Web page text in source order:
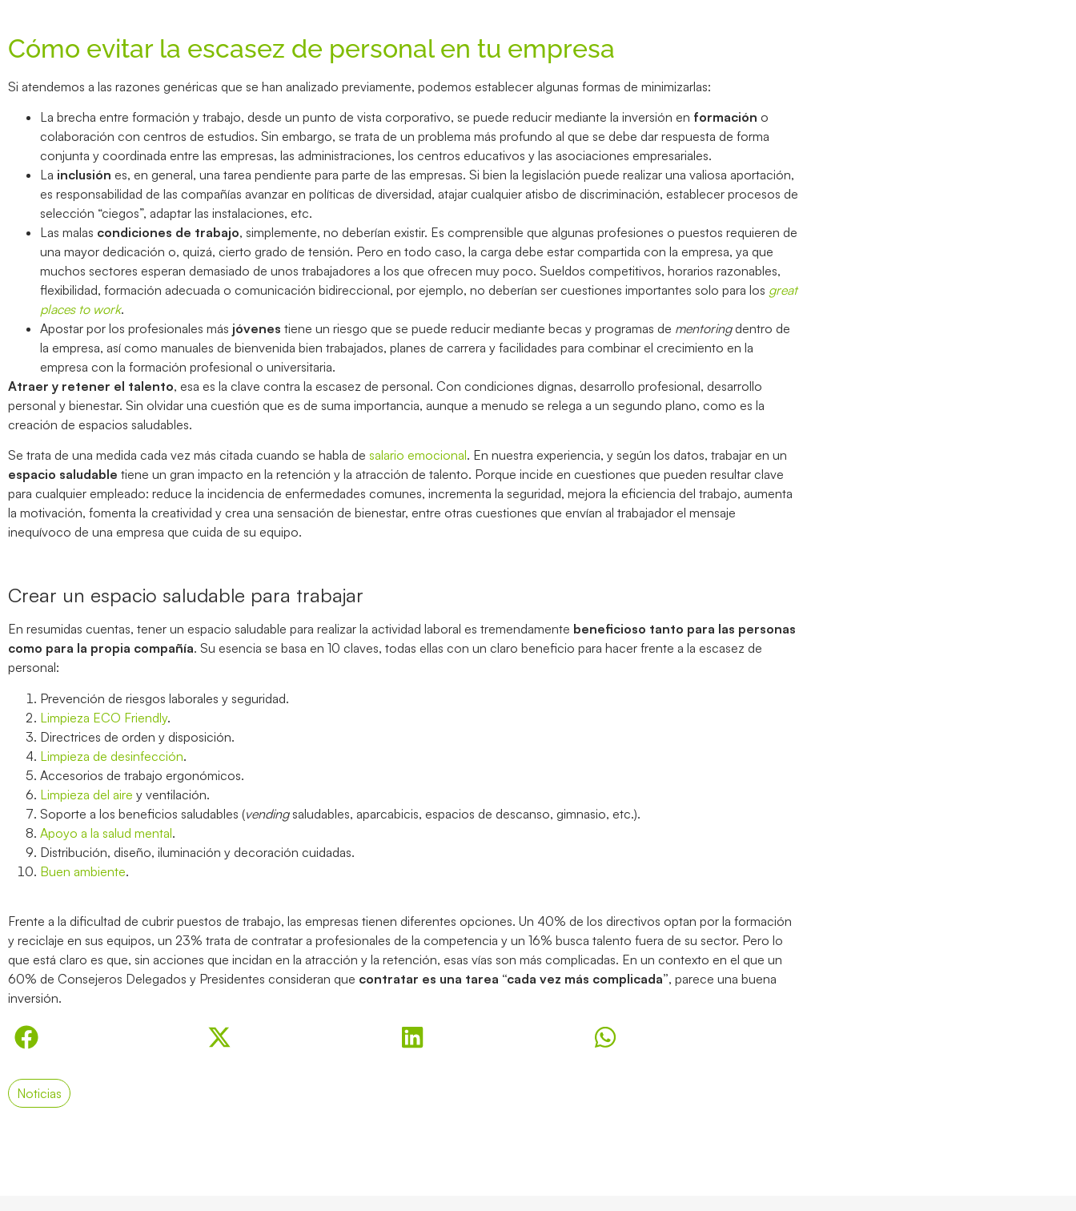
Cómo evitar la escasez de personal en tu empresa
Si atendemos a las razones genéricas que se han analizado previamente, podemos establecer algunas formas de minimizarlas:
La brecha entre formación y trabajo, desde un punto de vista corporativo, se puede reducir mediante la inversión en formación o
colaboración con centros de estudios. Sin embargo, se trata de un problema más profundo al que se debe dar respuesta de forma
conjunta y coordinada entre las empresas, las administraciones, los centros educativos y las asociaciones empresariales.
La inclusión es, en general, una tarea pendiente para parte de las empresas. Si bien la legislación puede realizar una valiosa aportación,
es responsabilidad de las compañías avanzar en políticas de diversidad, atajar cualquier atisbo de discriminación, establecer procesos de
selección “ciegos”, adaptar las instalaciones, etc.
Las malas condiciones de trabajo, simplemente, no deberían existir. Es comprensible que algunas profesiones o puestos requieren de
una mayor dedicación o, quizá, cierto grado de tensión. Pero en todo caso, la carga debe estar compartida con la empresa, ya que
muchos sectores esperan demasiado de unos trabajadores a los que ofrecen muy poco. Sueldos competitivos, horarios razonables,
flexibilidad, formación adecuada o comunicación bidireccional, por ejemplo, no deberían ser cuestiones importantes solo para los great
places to work.
Apostar por los profesionales más jóvenes tiene un riesgo que se puede reducir mediante becas y programas de mentoring dentro de
la empresa, así como manuales de bienvenida bien trabajados, planes de carrera y facilidades para combinar el crecimiento en la
empresa con la formación profesional o universitaria.
Atraer y retener el talento, esa es la clave contra la escasez de personal. Con condiciones dignas, desarrollo profesional, desarrollo
personal y bienestar. Sin olvidar una cuestión que es de suma importancia, aunque a menudo se relega a un segundo plano, como es la
creación de espacios saludables.
Se trata de una medida cada vez más citada cuando se habla de salario emocional. En nuestra experiencia, y según los datos, trabajar en un
espacio saludable tiene un gran impacto en la retención y la atracción de talento. Porque incide en cuestiones que pueden resultar clave
para cualquier empleado: reduce la incidencia de enfermedades comunes, incrementa la seguridad, mejora la eficiencia del trabajo, aumenta
la motivación, fomenta la creatividad y crea una sensación de bienestar, entre otras cuestiones que envían al trabajador el mensaje
inequívoco de una empresa que cuida de su equipo.
Crear un espacio saludable para trabajar
En resumidas cuentas, tener un espacio saludable para realizar la actividad laboral es tremendamente beneficioso tanto para las personas
como para la propia compañía. Su esencia se basa en 10 claves, todas ellas con un claro beneficio para hacer frente a la escasez de
personal:
Prevención de riesgos laborales y seguridad.
Limpieza ECO Friendly.
Directrices de orden y disposición.
Limpieza de desinfección.
Accesorios de trabajo ergonómicos.
Limpieza del aire y ventilación.
Soporte a los beneficios saludables (vendingsaludables, aparcabicis, espacios de descanso, gimnasio, etc.).
Apoyo a la salud mental.
Distribución, diseño, iluminación y decoración cuidadas.
Buen ambiente.
Frente a la dificultad de cubrir puestos de trabajo, las empresas tienen diferentes opciones. Un 40% de los directivos optan por la formación
y reciclaje en sus equipos, un 23% trata de contratar a profesionales de la competencia y un 16% busca talento fuera de su sector. Pero lo
que está claro es que, sin acciones que incidan en la atracción y la retención, esas vías son más complicadas. En un contexto en el que un
60% de Consejeros Delegados y Presidentes consideran que contratar es una tarea “cada vez más complicada”, parece una buena
inversión.
Noticias